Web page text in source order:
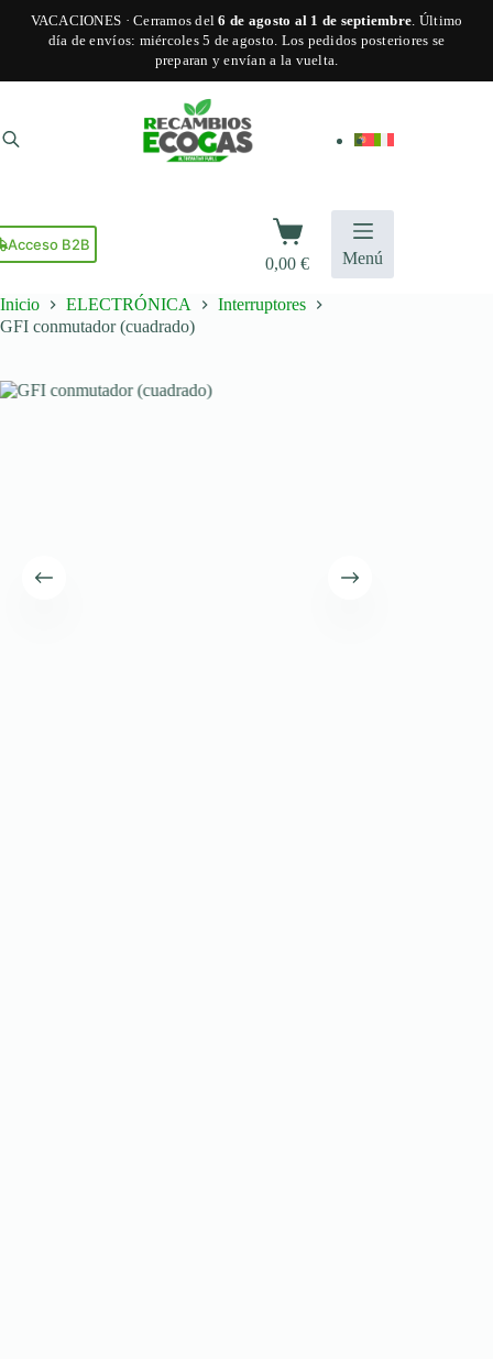
VACACIONES · Cerramos del6 de agosto al 1 de septiembre. Último
día de envíos: miércoles 5 de agosto. Los pedidos posteriores se
preparan y envían a la vuelta.
contenido
Acceso B2B
Carro
de
compra
0,00€ Menú
Inicio ELECTRÓNICA
Interruptores
GFI conmutador (cuadrado)